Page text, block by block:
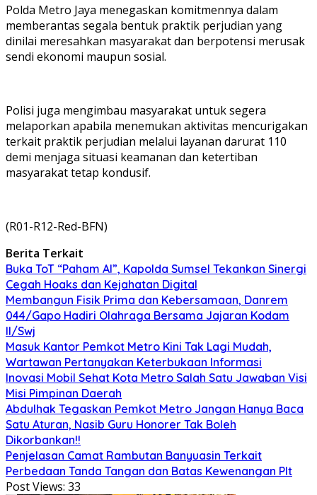
Polda Metro Jaya menegaskan komitmennya dalam
memberantas segala bentuk praktik perjudian yang
dinilai meresahkan masyarakat dan berpotensi merusak
sendi ekonomi maupun sosial.
Polisi juga mengimbau masyarakat untuk segera
melaporkan apabila menemukan aktivitas mencurigakan
terkait praktik perjudian melalui layanan darurat 110
demi menjaga situasi keamanan dan ketertiban
masyarakat tetap kondusif.
(R01-R12-Red-BFN)
Berita Terkait
Buka ToT “Paham AI”, Kapolda Sumsel Tekankan Sinergi
Cegah Hoaks dan Kejahatan Digital
Membangun Fisik Prima dan Kebersamaan, Danrem
044/Gapo Hadiri Olahraga Bersama Jajaran Kodam
II/Swj
Masuk Kantor Pemkot Metro Kini Tak Lagi Mudah,
Wartawan Pertanyakan Keterbukaan Informasi
Inovasi Mobil Sehat Kota Metro Salah Satu Jawaban Visi
Misi Pimpinan Daerah
Abdulhak Tegaskan Pemkot Metro Jangan Hanya Baca
Satu Aturan, Nasib Guru Honorer Tak Boleh
Dikorbankan!!
Penjelasan Camat Rambutan Banyuasin Terkait
Perbedaan Tanda Tangan dan Batas Kewenangan Plt
Post Views: 33